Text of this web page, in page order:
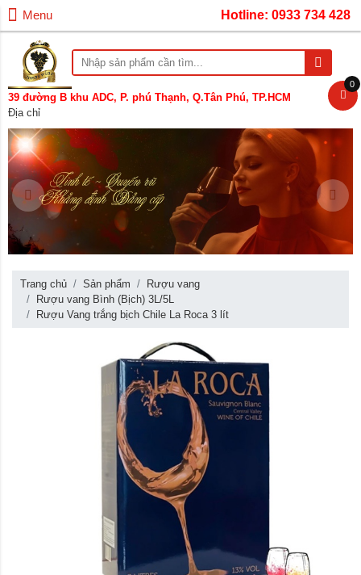
Menu Hotline: 0933 734 428
39 đường B khu ADC, P. phú Thạnh, Q.Tân Phú, TP.HCM
Địa chỉ
Trang chủ Sản phẩm
Rượu vang
Rượu vang Bình (Bịch) 3L/5L
Rượu Vang trắng bịch Chile La Roca 3 lít
0